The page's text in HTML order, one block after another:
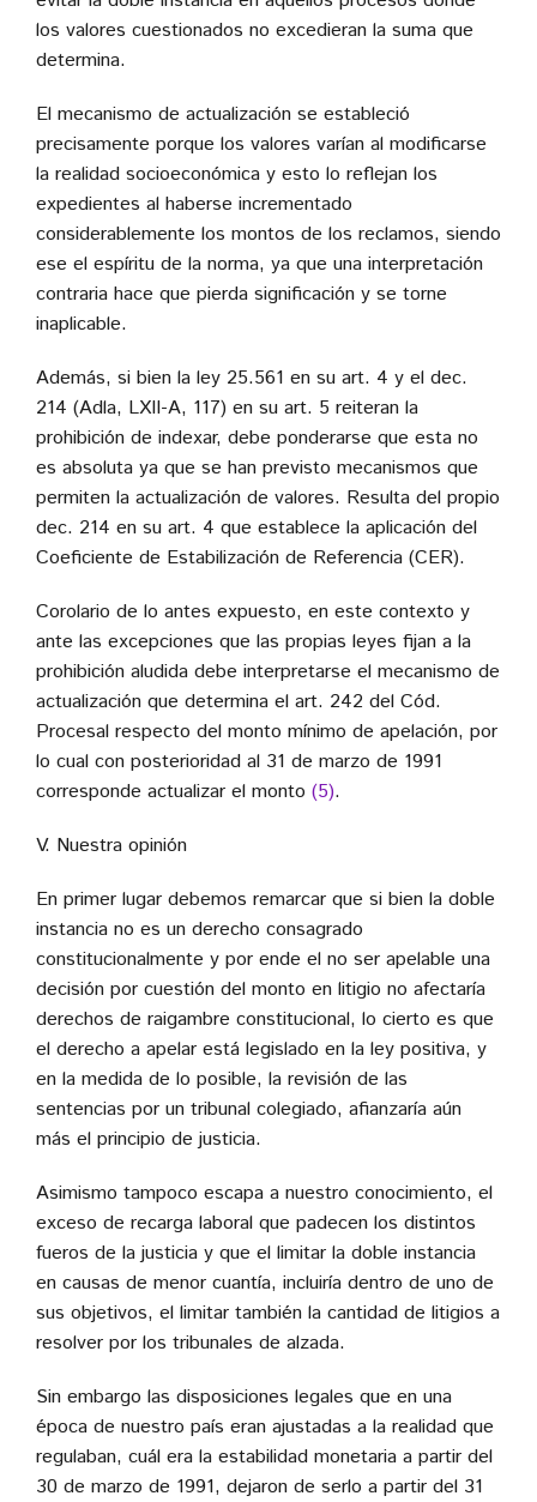
los valores cuestionados no excedieran la suma que
determina.
El mecanismo de actualización se estableció
precisamente porque los valores varían al modificarse
la realidad socioeconómica y esto lo reflejan los
expedientes al haberse incrementado
considerablemente los montos de los reclamos, siendo
ese el espíritu de la norma, ya que una interpretación
contraria hace que pierda significación y se torne
inaplicable.
Además, si bien la ley 25.561 en su art. 4 y el dec.
214 (Adla, LXII-A, 117) en su art. 5 reiteran la
prohibición de indexar, debe ponderarse que esta no
es absoluta ya que se han previsto mecanismos que
permiten la actualización de valores. Resulta del propio
dec. 214 en su art. 4 que establece la aplicación del
Coeficiente de Estabilización de Referencia (CER).
Corolario de lo antes expuesto, en este contexto y
ante las excepciones que las propias leyes fijan a la
prohibición aludida debe interpretarse el mecanismo de
actualización que determina el art. 242 del Cód.
Procesal respecto del monto mínimo de apelación, por
lo cual con posterioridad al 31 de marzo de 1991
corresponde actualizar el monto (5).
V. Nuestra opinión
En primer lugar debemos remarcar que si bien la doble
instancia no es un derecho consagrado
constitucionalmente y por ende el no ser apelable una
decisión por cuestión del monto en litigio no afectaría
derechos de raigambre constitucional, lo cierto es que
el derecho a apelar está legislado en la ley positiva, y
en la medida de lo posible, la revisión de las
sentencias por un tribunal colegiado, afianzaría aún
más el principio de justicia.
Asimismo tampoco escapa a nuestro conocimiento, el
exceso de recarga laboral que padecen los distintos
fueros de la justicia y que el limitar la doble instancia
en causas de menor cuantía, incluiría dentro de uno de
sus objetivos, el limitar también la cantidad de litigios a
resolver por los tribunales de alzada.
Sin embargo las disposiciones legales que en una
época de nuestro país eran ajustadas a la realidad que
regulaban, cuál era la estabilidad monetaria a partir del
30 de marzo de 1991, dejaron de serlo a partir del 31